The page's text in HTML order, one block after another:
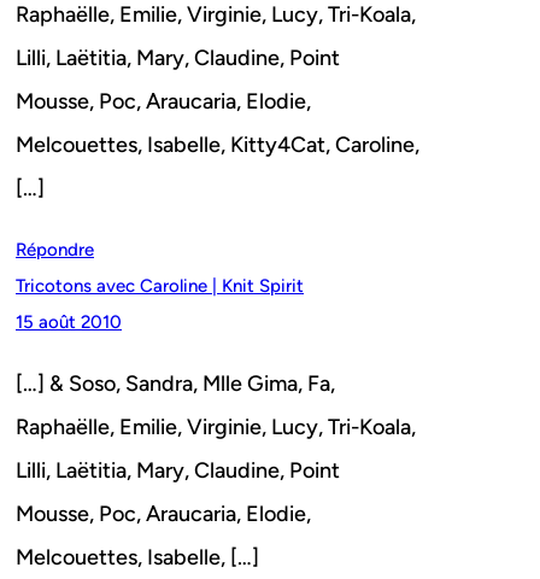
Raphaëlle, Emilie, Virginie, Lucy, Tri-Koala,
Lilli, Laëtitia, Mary, Claudine, Point
Mousse, Poc, Araucaria, Elodie,
Melcouettes, Isabelle, Kitty4Cat, Caroline,
[…]
Répondre
Tricotons avec Caroline | Knit Spirit
15 août 2010
[…] & Soso, Sandra, Mlle Gima, Fa,
Raphaëlle, Emilie, Virginie, Lucy, Tri-Koala,
Lilli, Laëtitia, Mary, Claudine, Point
Mousse, Poc, Araucaria, Elodie,
Melcouettes, Isabelle, […]